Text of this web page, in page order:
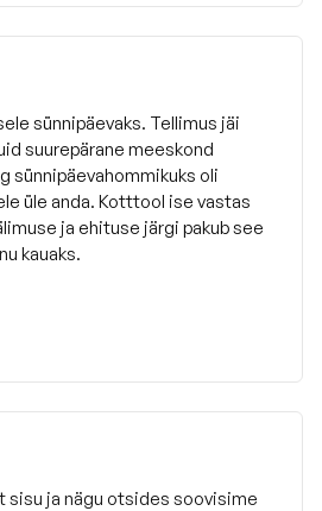
sünnipäevaks. Tellimus jäi
suurepärane meeskond
sünnipäevahommikuks oli
üle anda. Kotttool ise vastas
ja ehituse järgi pakub see
kauaks.
sisu ja nägu otsides soovisime